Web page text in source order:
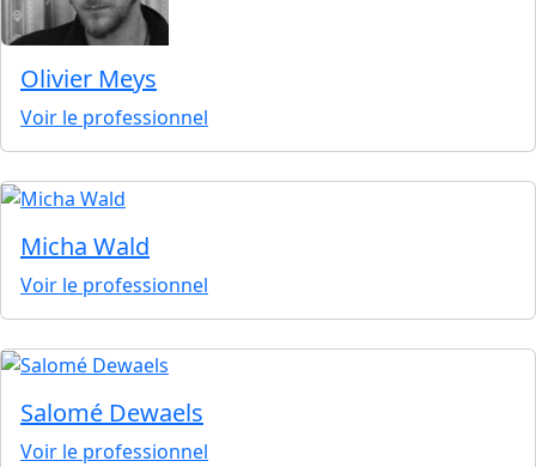
Olivier Meys
Voir le professionnel
Micha Wald
Voir le professionnel
Salomé Dewaels
Voir le professionnel